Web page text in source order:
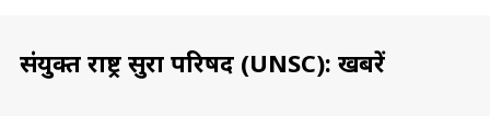
संयुक्त राष्ट्र सुरक्षा परिषद (UNSC): खबरें